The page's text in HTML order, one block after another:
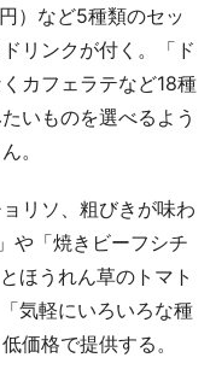
）など5種類のセッ
リンクが付く。「ド
カフェラテなど18種
いものを選べるよう
。
リソ、粗びきが味わ
や「焼きビーフシチ
ほうれん草のトマト
気軽にいろいろな種
価格で提供する。